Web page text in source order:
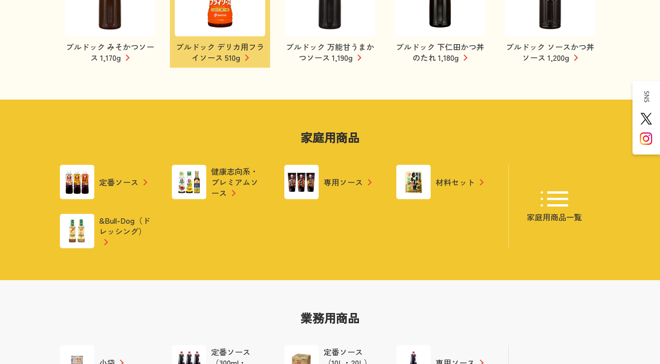
ブルドック みそかつソー
ス 1,170g
ブルドック デリカ用フラ
イソース 510g
ブルドック 万能甘うまか
つソース 1,190g
ブルドック 下仁田かつ丼
のたれ 1,180g
ブルドック ソースかつ丼
ソース 1,200g
家庭用商品
定番ソース
健康志向系・
プレミアムソ
ース
専用ソース 材料セット
&Bull-Dog（ド
レッシング）
家庭用商品一覧
業務用商品
定番ソース
定番ソース
SNS